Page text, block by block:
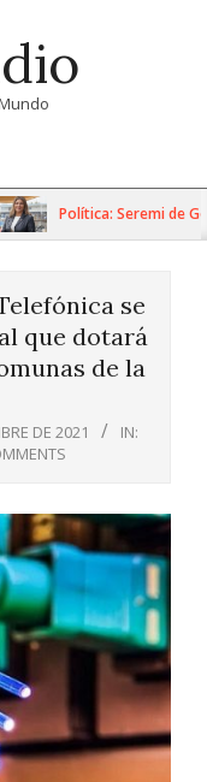
Política: Seremi de
se
que dotará
de la
DE 2021
IN: